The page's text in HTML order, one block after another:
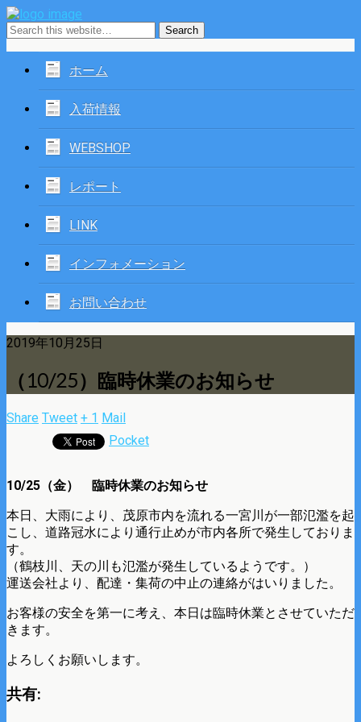
ホーム
入荷情報
WEBSHOP
レポート
LINK
インフォメーション
お問い合わせ
2019年10月25日
（10/25）臨時休業のお知らせ
Share Tweet + 1 Mail
Pocket
10/25（金） 臨時休業のお知らせ
本日、大雨により、茂原市内を流れる一宮川が一部氾濫を起
こし、道路冠水により通行止めが市内各所で発生しておりま
す。
（鶴枝川、天の川も氾濫が発生しているようです。）
運送会社より、配達・集荷の中止の連絡がはいりました。
お客様の安全を第一に考え、本日は臨時休業とさせていただ
きます。
よろしくお願いします。
共有: